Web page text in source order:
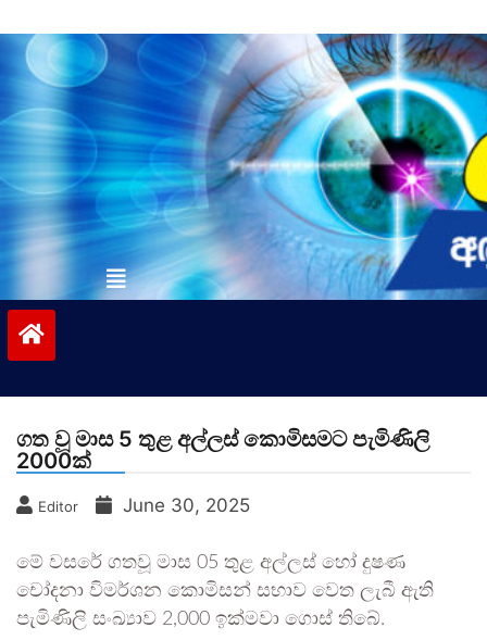
to
contentvinivida.lk
ගත වූ මාස 5 තුළ අල්ලස් කොමිසමට පැමිණිලි
2000ක්
Editor June 30, 2025
මේ වසරේ ගතවූ මාස 05 තුළ අල්ලස් හෝ දුෂණ
චෝදනා විමර්ශන කොමිසන් සභාව වෙත ලැබී ඇති
පැමිණිලි සංඛ්‍යාව 2,000 ඉක්මවා ගොස් තිබේ.